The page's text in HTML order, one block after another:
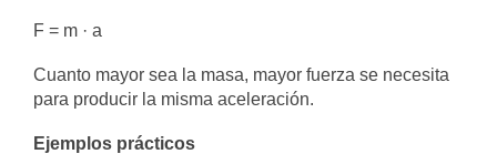
F = m · a
Cuanto mayor sea la masa, mayor fuerza se necesita
para producir la misma aceleración.
Ejemplos prácticos